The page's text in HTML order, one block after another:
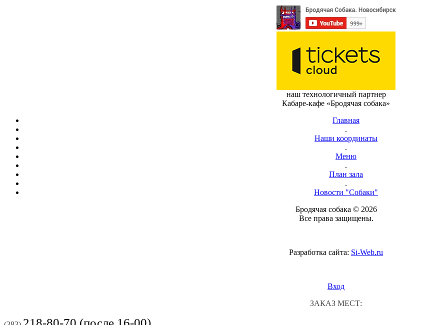
наш технологичный партнер
Кабаре-кафе «Бродячая собака»
Главная
.
Наши координаты
.
Меню
.
План зала
.
Новости "Собаки"
Бродячая собака © 2026
Все права защищены.
Разработка сайта: Si-Web.ru
Вход
ЗАКАЗ МЕСТ: